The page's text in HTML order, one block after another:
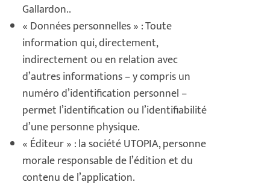
Gallardon..
« Données personnelles » : Toute
information qui, directement,
indirectement ou en relation avec
d’autres informations – y compris un
numéro d’identification personnel –
permet l’identification ou l’identifiabilité
d’une personne physique.
« Éditeur » : la société UTOPIA, personne
morale responsable de l’édition et du
contenu de l’application.